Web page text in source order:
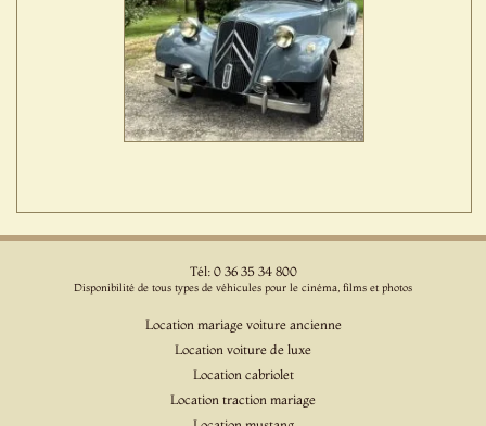
Tél: 0 36 35 34 800
Disponibilité de tous types de véhicules pour le cinéma, films et photos
Location mariage voiture ancienne
Location voiture de luxe
Location cabriolet
Location traction mariage